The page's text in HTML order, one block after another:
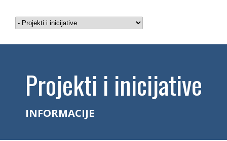
Projekti i inicijative
INFORMACIJE